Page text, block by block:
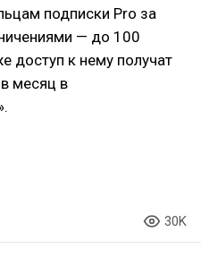
подписки Pro за
— до 100
доступ к нему получат
месяц в
30K